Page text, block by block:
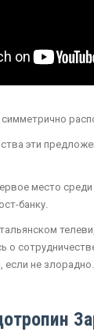
эти
место
банку.
о
если не злорадно.